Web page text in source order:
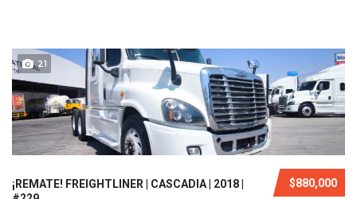
21
$880,000
¡REMATE! FREIGHTLINER | CASCADIA | 2018 |